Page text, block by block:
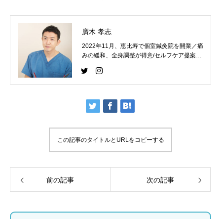
寿・鍼灸師監修】
廣木 孝志
2022年11月、恵比寿で個室鍼灸院を開業／痛
みの緩和、全身調整が得意/セルフケア提案と
この記事のタイトルとURLをコピーする
前の記事 次の記事